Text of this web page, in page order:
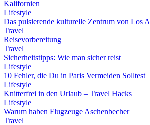
Kalifornien
Lifestyle
Das pulsierende kulturelle Zentrum von Los
Travel
Reisevorbereitung
Travel
Sicherheitstipps: Wie man sicher reist
Lifestyle
10 Fehler, die Du in Paris Vermeiden Solltest
Lifestyle
Knitterfrei in den Urlaub – Travel Hacks
Lifestyle
Warum haben Flugzeuge Aschenbecher
Travel